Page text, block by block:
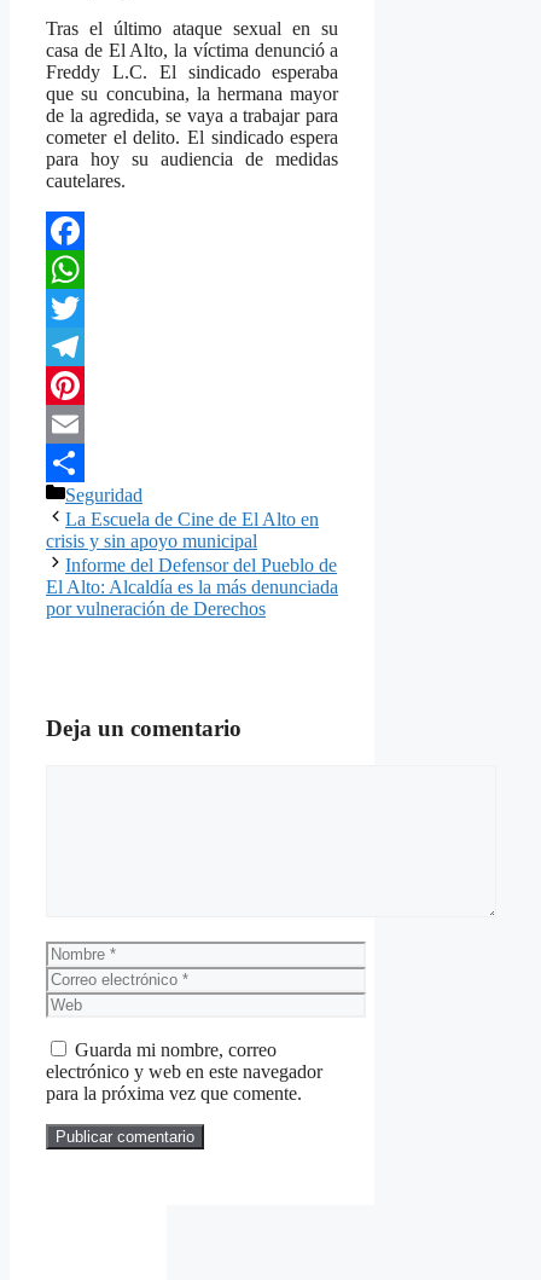
Tras el último ataque sexual en su
casa de El Alto, la víctima denunció a
Freddy L.C. El sindicado esperaba
que su concubina, la hermana mayor
de la agredida, se vaya a trabajar para
cometer el delito. El sindicado espera
para hoy su audiencia de medidas
cautelares.
Facebook
WhatsApp
Twitter
Telegram
Pinterest
Email
Compartir
Categorías
Seguridad
La Escuela de Cine de El Alto en
crisis y sin apoyo municipal
Informe del Defensor del Pueblo de
El Alto: Alcaldía es la más denunciada
por vulneración de Derechos
Deja un comentario
Nombre
Correo
electrónico
Web
Guarda mi nombre, correo
electrónico y web en este navegador
para la próxima vez que comente.